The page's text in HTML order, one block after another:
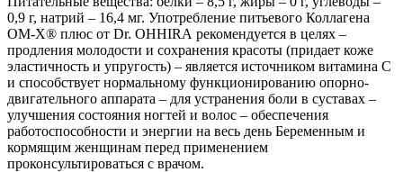
0,9 г, натрий – 16,4 мг. Употребление питьевого Коллагена
ОМ-Х® плюс от Dr. OHHIRА рекомендуется в целях –
продления молодости и сохранения красоты (придает коже
эластичность и упругость) – является источником витамина С
и способствует нормальному функционированию опорно-
двигательного аппарата – для устранения боли в суставах –
улучшения состояния ногтей и волос – обеспечения
работоспособности и энергии на весь день Беременным и
кормящим женщинам перед применением
проконсультироваться с врачом.